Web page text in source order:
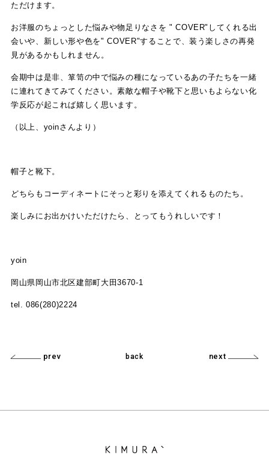
ただけます。
お洋服のちょっとした悩みや物足りなさを " COVER"してくれる出
会いや、新しい形や色を" COVER"することで、装う楽しさの再発
見があるかもしれません。
会期中は是非、箪笥の中で悩みの種になっているあの子たちを一緒
に連れてきてみてください。素敵な帽子や靴下と思いもよらない化
学反応が起これば嬉しく思います。
（以上、yoinさんより）
帽子と靴下。
どちらもコーディネートにそっと彩りを添えてくれるものたち。
楽しみにお出かけいただけたら、とってもうれしいです！
yoin
岡山県岡山市北区建部町大田3670-1
tel. 086(280)2224
next
back
prev